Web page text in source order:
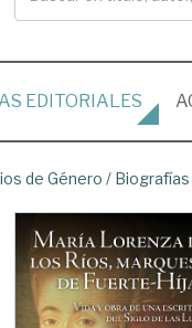
EDITORIALES
de Género / Biografías